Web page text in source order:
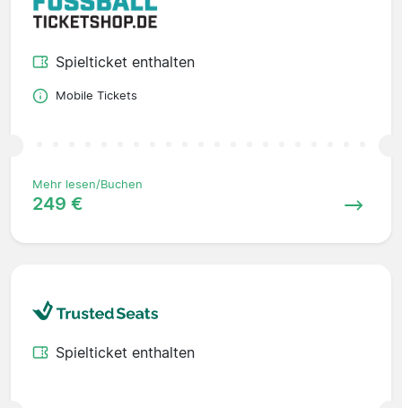
Spielticket enthalten
Mobile Tickets
Mehr lesen/Buchen
249 €
Spielticket enthalten